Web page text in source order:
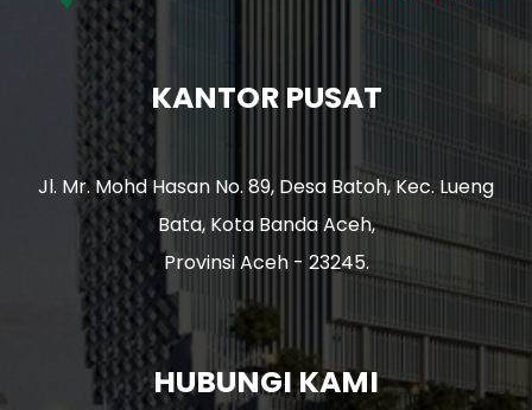
KANTOR PUSAT
Jl. Mr. Mohd Hasan No. 89, Desa Batoh, Kec. Lueng
Bata, Kota Banda Aceh,
Provinsi Aceh - 23245.
HUBUNGI KAMI